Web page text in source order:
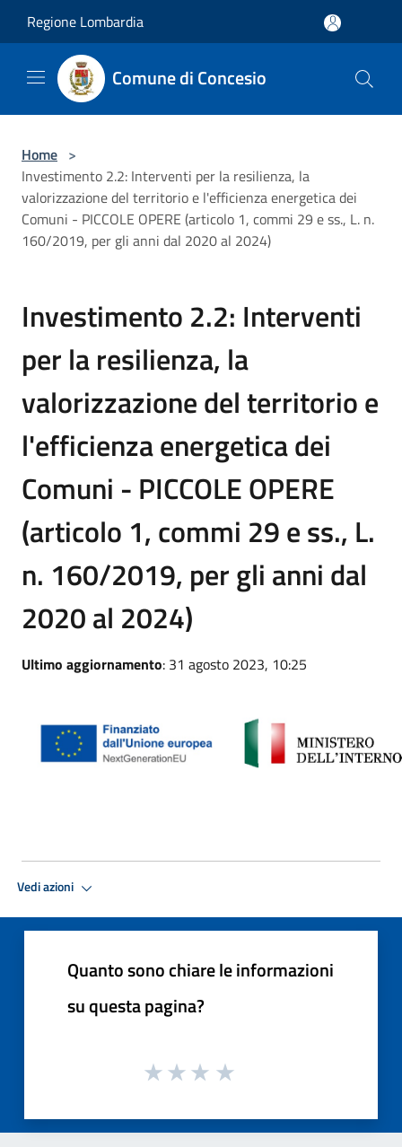
Regione Lombardia
Comune di Concesio
Home >
Investimento 2.2: Interventi per la resilienza, la
valorizzazione del territorio e l'efficienza energetica dei
Comuni - PICCOLE OPERE (articolo 1, commi 29 e ss., L. n.
160/2019, per gli anni dal 2020 al 2024)
Investimento 2.2: Interventi
per la resilienza, la
valorizzazione del territorio e
l'efficienza energetica dei
Comuni - PICCOLE OPERE
(articolo 1, commi 29 e ss., L.
n. 160/2019, per gli anni dal
2020 al 2024)
Ultimo aggiornamento: 31 agosto 2023, 10:25
Vedi azioni
Quanto sono chiare le informazioni
su questa pagina?